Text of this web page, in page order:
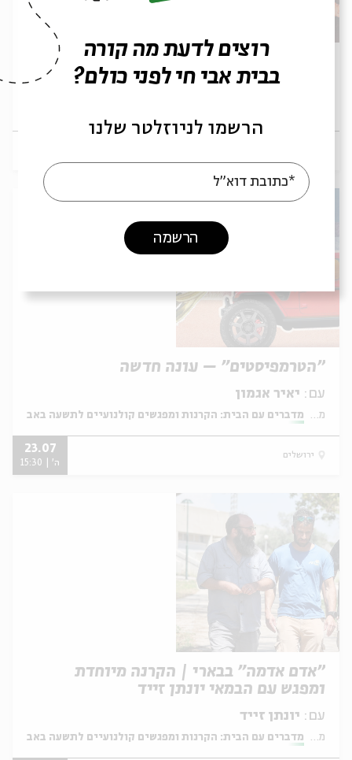
Comfort: Seeing Beyond the Ruins
"הטרמפיסטים" – עונה חדשה
עם:
מתוך: מדברים עם הבית: הקרנות ומפגשים קולנועיים לתשעה באב
ירושלים
23.07
ה' | 15:30
"אדם אדמה" בבארי | הקרנה מיוחדת
ומפגש עם הבמאי יונתן זייד
עם:
מדברים עם הבית: הקרנות ומפגשים קולנועיים לתשעה באב
רוצים לדעת מה קורה
בבית אבי חי לפני כולם?
הרשמו לניוזלטר שלנו
*כתובת דוא"ל
הרשמה